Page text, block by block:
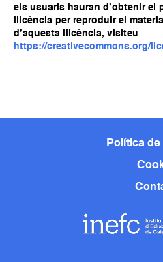
els usuaris hauran d’obtenir el
llicència per reproduir el
d’aquesta llicència, visiteu
https://creativecommons.org/
Política